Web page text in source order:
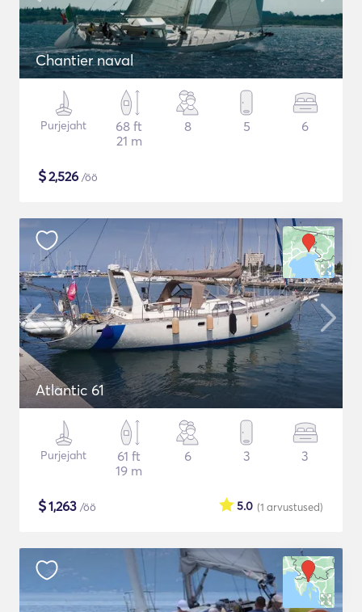
Chantier naval
Purjejaht
68 ft
21 m
8 5 6
$2,526 /öö
Atlantic 61
Purjejaht
61 ft
19 m
6 3 3
$1,263 /öö (1 arvustused)
5.0